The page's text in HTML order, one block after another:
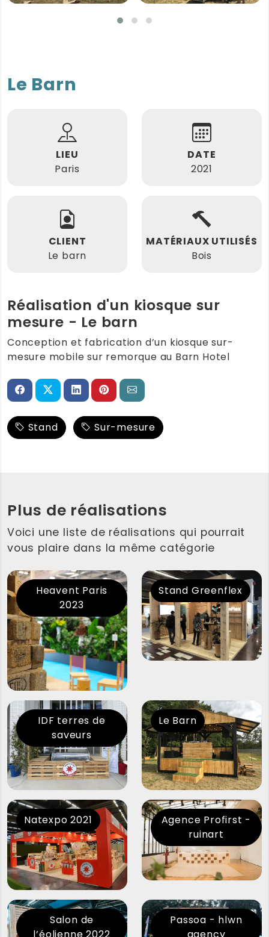
Le Barn
LIEU
Paris
DATE
2021
CLIENT
Le barn
MATÉRIAUX UTILISÉS
Bois
Réalisation d'un kiosque sur
mesure - Le barn
Conception et fabrication d’un kiosque sur-
mesure mobile sur remorque au Barn Hotel
Stand Sur-mesure
Plus de réalisations
Voici une liste de réalisations qui pourrait
vous plaire dans la même catégorie
Heavent Paris
2023
Stand Greenflex
IDF terres de
saveurs
Le Barn
Natexpo 2021
Agence Profirst -
ruinart
Salon de
Passoa - hlwn